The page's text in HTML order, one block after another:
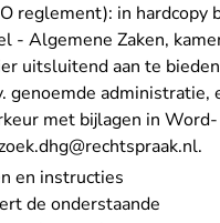
reglement): in hardcopy
- Algemene Zaken,
uitsluitend aan te
genoemde administratie,
met bijlagen in
-
.
en instructies
de onderstaande